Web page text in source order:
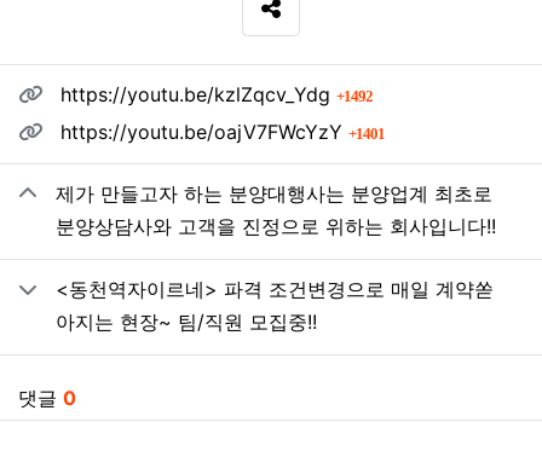
SNS 공유
관련자료https://youtu.be/kzlZqcv_Ydg 1492회 연결
https://youtu.be/oajV7FWcYzY
1401
제가 만들고자 하는 분양대행사는 분양업계 최초로
분양상담사와 고객을 진정으로 위하는 회사입니다!!
<동천역자이르네> 파격 조건변경으로 매일 계약쏟
아지는 현장~ 팀/직원 모집중!!
댓글 0